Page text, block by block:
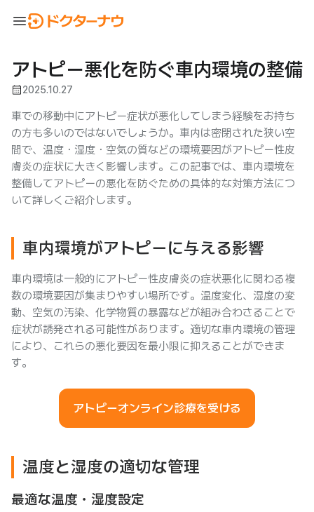
menu
アトピー悪化を防ぐ車内環境の整備
calendar_month2025.10.27
車での移動中にアトピー症状が悪化してしまう経験をお持ち
の方も多いのではないでしょうか。車内は密閉された狭い空
間で、温度・湿度・空気の質などの環境要因がアトピー性皮
膚炎の症状に大きく影響します。この記事では、車内環境を
整備してアトピーの悪化を防ぐための具体的な対策方法につ
いて詳しくご紹介します。
車内環境がアトピーに与える影響
車内環境は一般的にアトピー性皮膚炎の症状悪化に関わる複
数の環境要因が集まりやすい場所です。温度変化、湿度の変
動、空気の汚染、化学物質の暴露などが組み合わさることで
症状が誘発される可能性があります。適切な車内環境の管理
により、これらの悪化要因を最小限に抑えることができま
す。
アトピーオンライン診療を受ける
温度と湿度の適切な管理
最適な温度・湿度設定